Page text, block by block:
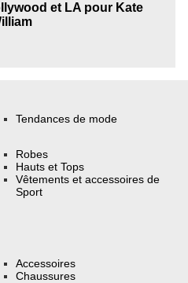
et LA pour Kate
Tendances de mode
Robes
Hauts et Tops
Vêtements et accessoires de
Sport
Accessoires
Chaussures